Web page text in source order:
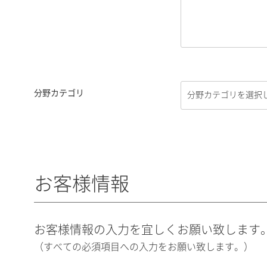
分野カテゴリ
お客様情報
お客様情報の入力を宜しくお願い致します
（すべての必須項目への入力をお願い致します。）